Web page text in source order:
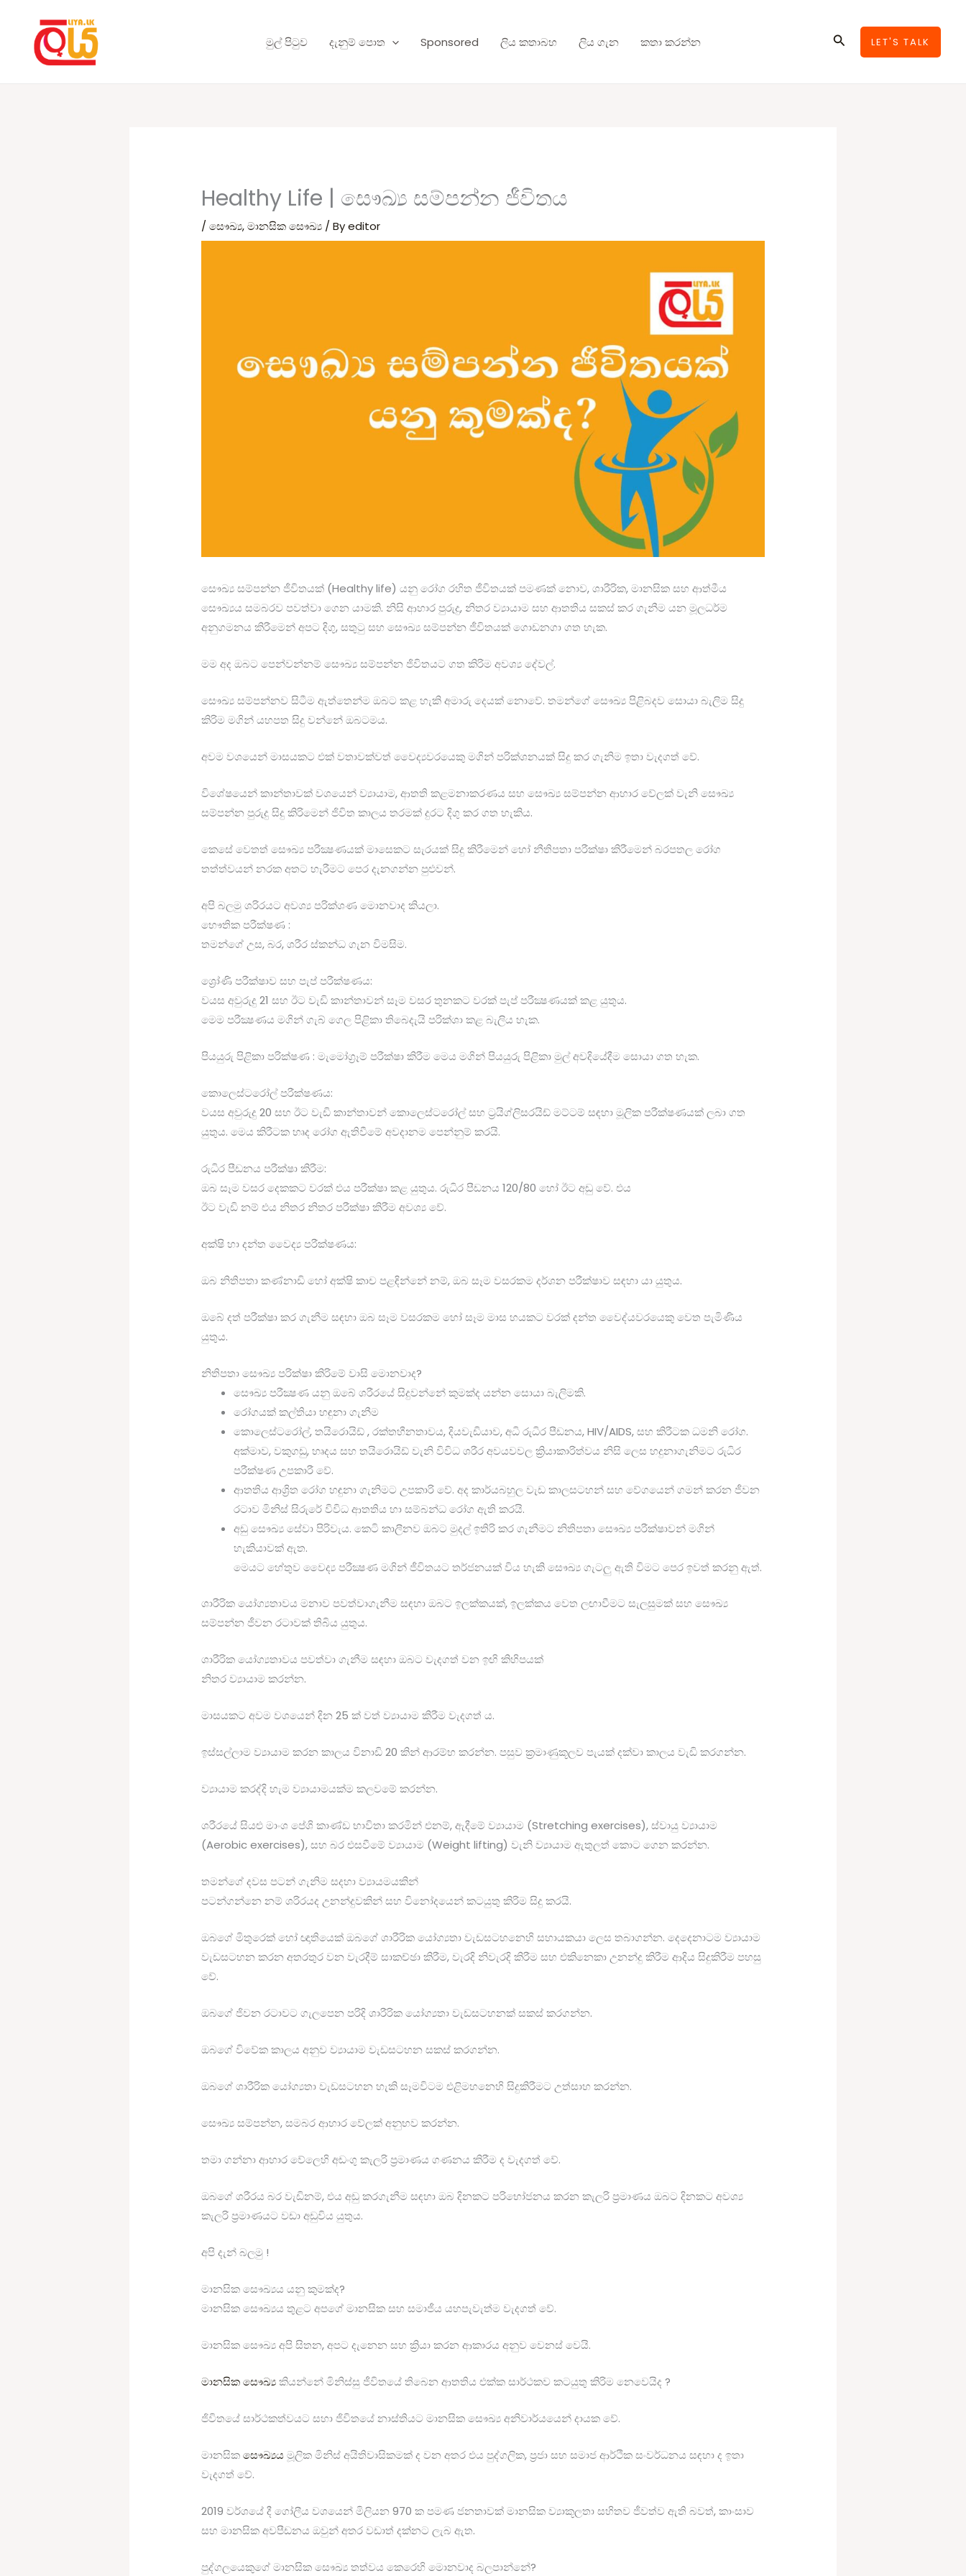
content
මුල් පිටුව දැනුම් පොත Sponsored ලිය කතාබහ ලිය ගැන කතා කරන්න SearchLET'S TALK
Healthy Life | සෞඛ්‍ය සම්පන්න ජීවිතය
/සෞඛ්‍ය,මානසික සෞඛ්‍ය / Byeditor
සෞඛ්‍ය සම්පන්න ජීවිතයක් (Healthy life) යනු රෝග රහිත ජීවිතයක් පමණක් නොව, ශාරීරික, මානසික සහ ආත්මීය
සෞඛ්‍යය සමබරව පවත්වා ගෙන යාමකි. නිසි ආහාර පුරුදු, නිතර ව්‍යායාම සහ ආතතිය සකස් කර ගැනීම යන මූලධර්ම
අනුගමනය කිරීමෙන් අපට දිගු, සතුටු සහ සෞඛ්‍ය සම්පන්න ජීවිතයක් ගොඩනගා ගත හැක.
මම අද ඔබට පෙන්වන්නම් සෞඛ්‍ය සම්පන්න ජිවිතයට ගත කිරිම අවශ්‍ය දේවල්.
සෞඛ්‍ය සම්පන්නව සිටීම ඇත්තෙන්ම ඔබට කළ හැකි අමාරු දෙයක් නොවේ. තමන්ගේ සෞඛ්‍ය පිළිබදව සොයා බැලිම සිදු
කිරිම මගින් යහපත සිදු වන්නේ ඔබටමය.
අවම වශයෙන් මාසයකට එක් වතාවක්වත් වෛද්‍යවරයෙකු මගින් පරික්ශනයක් සිදු කර ගැනිම ඉතා වැදගත් වේ.
විශේෂයෙන් කාන්තාවක් වශයෙන් ව්‍යායාම, ආතති කළමනාකරණය සහ සෞඛ්‍ය සම්පන්න ආහාර වේලක් වැනි සෞඛ්‍ය
සම්පන්න පුරුදු සිදු කිරිමෙන් ජිවිත කාලය තරමක් දුරට දිගු කර ගත හැකිය.
කෙසේ වෙතත් සෞඛ්‍ය පරීක්‍ෂණයක් මාසෙකට සැරයක් සිදු කිරීමෙන් හෝ නීතිපතා පරීක්ෂා කිරීමෙන් බරපතල රෝග
තත්ත්වයන් නරක අතට හැරීමට පෙර දැනගන්න පුළුවන්.
අපි බලමු ශරිරයට අවශ්‍ය පරික්ශණ මොනවාද කියලා.
භෞතික පරීක්ෂණ :
තමන්ගේ උස, බර, ශරීර ස්කන්ධ ගැන විමසිම.
ශ්‍රෝණි පරීක්ෂාව සහ පැප් පරීක්ෂණය:
වයස අවුරුදු 21 සහ ඊට වැඩි කාන්තාවන් සෑම වසර තුනකට වරක් පැප් පරීක්‍ෂණයක් කළ යුතුය.
මෙම පරීක්‍ෂණය මගින් ගැබ් ගෙල පිළිකා තිබෙදැයි පරික්ශා කළ බැලිය හැක.
පියයුරු පිළිකා පරික්ෂණ : මැමෝග්‍රෑම් පරීක්ෂා කිරීම මෙය මගින් පියයුරු පිළිකා මුල් අවදියේදීම සොයා ගත හැක.
කොලෙස්ටරෝල් පරීක්ෂණය:
වයස අවුරුදු 20 සහ ඊට වැඩි කාන්තාවන් කොලෙස්ටරෝල් සහ ට්‍රයිග්ලිසරයිඩ් මට්ටම් සඳහා මූලික පරීක්ෂණයක් ලබා ගත
යුතුය. මෙය කිරීටක හෘද රෝග ඇතිවීමේ අවදානම පෙන්නුම් කරයි.
රුධිර පීඩනය පරීක්ෂා කිරීම:
ඔබ සෑම වසර දෙකකට වරක් එය පරීක්ෂා කළ යුතුය. රුධිර පීඩනය 120/80 හෝ ඊට අඩු වේ. එය
ඊට වැඩි නම් එය නිතර නිතර පරීක්ෂා කිරීම අවශ්‍ය වේ.
අක්ෂි හා දන්ත වෛද්‍ය පරීක්ෂණය:
ඔබ නිතිපතා කණ්නාඩි හෝ අක්ෂි කාච පළඳින්නේ නම්, ඔබ සෑම වසරකම දර්ශන පරීක්ෂාව සඳහා යා යුතුය.
ඔබේ දත් පරීක්ෂා කර ගැනීම සඳහා ඔබ සෑම වසරකම හෝ සෑම මාස හයකට වරක් දන්ත වෛද්යවරයෙකු වෙත පැමිණිය
යුතුය.
නිතිපතා සෞඛ්‍ය පරික්ෂා කිරිමේ වාසි මොනවාද?
සෞඛ්‍ය පරීක්‍ෂණ යනු ඔබේ ශරීරයේ සිදුවන්නේ කුමක්ද යන්න සොයා බැලිමකි.
රෝගයක් කල්තියා හඳුනා ගැනීම
කොලෙස්ටරෝල්, තයිරොයිඩ් , රක්තහීනතාවය, දියවැඩියාව, අධි රුධිර පීඩනය, HIV/AIDS, සහ කිරීටක ධමනි රෝග.
අක්මාව, වකුගඩු, හෘදය සහ තයිරොයිඩ් වැනි විවිධ ශරීර අවයවවල ක්‍රියාකාරිත්වය නිසි ලෙස හදුනාගැනිමට රුධිර
පරීක්ෂණ උපකාරී වේ.
ආතතිය ආශ්‍රිත රෝග හඳුනා ගැනිමට උපකාරි වේ. අද කාර්යබහුල වැඩ කාලසටහන් සහ වේගයෙන් ගමන් කරන ජීවන
රටාව මිනිස් සිරුරේ විවිධ ආතතිය හා සම්බන්ධ රෝග ඇති කරයි.
අඩු සෞඛ්‍ය සේවා පිරිවැය. කෙටි කාලීනව ඔබට මුදල් ඉතිරි කර ගැනීමට නිතිපතා සෞඛ්‍ය පරීක්ෂාවන් මගින්
හැකියාවක් ඇත.
මෙයට හේතුව වෛද්‍ය පරීක්‍ෂණ මගින් ජීවිතයට තර්ජනයක් විය හැකි සෞඛ්‍ය ගැටලු ඇති විමට පෙර ඉවත් කරනු ඇත්.
ශාරීරික යෝග්‍යතාවය මනාව පවත්වාගැනීම සඳහා ඔබට ඉලක්කයක්, ඉලක්කය වෙත ලඟාවීමට සැලසුමක් සහ සෞඛ්‍ය
සම්පන්න ජීවන රටාවක් තිබිය යුතුය.
ශාරීරික යෝග්‍යතාවය පවත්වා ගැනීම සඳහා ඔබට වැදගත් වන ඉඟි කිහිපයක්
නිතර ව්‍යායාම කරන්න.
මාසයකට අවම වශයෙන් දින 25 ක් වත් ව්‍යායාම කිරීම වැදගත් ය.
ඉස්සල්ලාම ව්‍යායාම කරන කාලය විනාඩි 20 කින් ආරම්භ කරන්න. පසුව ක්‍රමාණුකූලව පැයක් දක්වා කාලය වැඩි කරගන්න.
ව්‍යායාම කරද්දි හැම ව්‍යායාමයක්ම කලවමේ කරන්න.
ශරීරයේ සියළු මාංශ පේශි කාණ්ඩ භාවිතා කරමින් එනම්, ඇදීමේ ව්‍යායාම (Stretching exercises), ස්වායු ව්‍යායාම
(Aerobic exercises), සහ බර එසවීමේ ව්‍යායාම (Weight lifting) වැනි ව්‍යායාම ඇතුලත් කොට ගෙන කරන්න.
තමන්ගේ දවස පටන් ගැනිම සදහා ව්‍යායමයකින්
පටන්ගන්නෙ නම් ශරිරයද උනන්දුවකින් සහ විනෝදයෙන් කටයුතු කිරිම සිදු කරයි.
ඔබගේ මිතුරෙක් හෝ ඥාතියෙක් ඔබගේ ශාරීරික යෝග්‍යතා වැඩසටහනෙහි සහායකයා ලෙස තබාගන්න. දෙදෙනාටම ව්‍යායාම
වැඩසටහන කරන අතරතුර වන වැරදීම් සාකච්ඡා කිරීම, වැරදි නිවැරදි කිරීම සහ එකිනෙකා උනන්දු කිරීම ආදිය සිදුකිරීම පහසු
වේ.
ඔබගේ ජිවන රටාවට ගැලපෙන පරිදි ශාරීරික යෝග්‍යතා වැඩසටහනක් සකස් කරගන්න.
ඔබගේ විවේක කාලය අනුව ව්‍යායාම වැඩසටහන සකස් කරගන්න.
ඔබගේ ශාරීරික යෝග්‍යතා වැඩසටහන හැකි සෑමවිටම එළිමහනෙහි සිදුකිරීමට උත්සාහ කරන්න.
සෞඛ්‍ය සම්පන්න, සමබර ආහාර වේලක් අනුභව කරන්න.
තමා ගන්නා ආහාර වේලෙහි අඩංගු කැලරි ප්‍රමාණය ගණනය කිරීම ද වැදගත් වේ.
ඔබගේ ශරීරය බර වැඩිනම්, එය අඩු කරගැනීම සඳහා ඔබ දිනකට පරිභෝජනය කරන කැලරි ප්‍රමාණය ඔබට දිනකට අවශ්‍ය
කැලරි ප්‍රමාණයට වඩා අඩුවිය යුතුය.
අපි දැන් බලමු !
මානසික සෞඛ්‍යය යනු කුමක්ද?
මානසික සෞඛ්‍යය තුළට අපගේ මානසික සහ සමාජීය යහපැවැත්ම වැදගත් වේ.
මානසික සෞඛ්‍ය අපි සිතන, අපට දැනෙන සහ ක්‍රියා කරන ආකාරය අනුව වෙනස් වෙයි.
මානසික සෞඛ්‍යකියන්නේ මිනිස්සු ජීවිතයේ තිබෙන ආතතිය එක්ක සාර්ථකව කටයුතු කිරිම නෙවෙයිද ?
ජිවිතයේ සාර්ථකත්වයට සහා ජිවිතයේ නාස්තියට මානසික සෞඛ්‍ය අනිවාර්යයෙන් දායක වේ.
මානසිකසෞඛ්‍යයමූලික මිනිස් අයිතිවාසිකමක් ද වන අතර එය පුද්ගලික, ප්‍රජා සහ සමාජ ආර්ථික සංවර්ධනය සඳහා ද ඉතා
වැදගත් වේ.
2019 වර්ශයේ දී ගෝලීය වශයෙන් මිලියන 970 ක පමණ ජනතාවක් මානසික ව්‍යාකූලතා සහිතව ජීවත්ව ඇති බවත්, කාංසාව
සහ මානසික අවපීඩනය ඔවුන් අතර වඩාත් දක්නට ලැබ ඇත.
පුද්ගලයෙකුගේ මානසික සෞඛ්‍ය තත්වය කෙරෙහි මොනවාද බලපාන්නේ?